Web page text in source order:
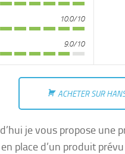
10.0/10
9.0/10
ACHETER SUR
je vous propose une
place d’un produit